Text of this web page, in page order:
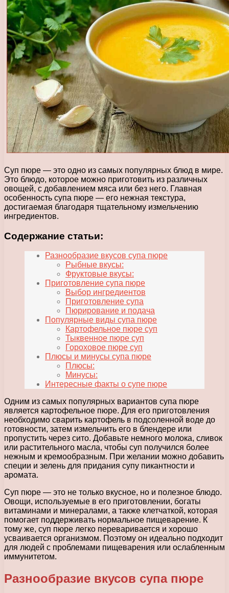
Суп пюре — это одно из самых популярных блюд в мире.
Это блюдо, которое можно приготовить из различных
овощей, с добавлением мяса или без него. Главная
особенность супа пюре — его нежная текстура,
достигаемая благодаря тщательному измельчению
ингредиентов.
Содержание статьи:
Разнообразие вкусов супа пюре
Рыбные вкусы:
Фруктовые вкусы:
Приготовление супа пюре
Выбор ингредиентов
Приготовление супа
Пюрирование и подача
Популярные виды супа пюре
Картофельное пюре суп
Тыквенное пюре суп
Гороховое пюре суп
Плюсы и минусы супа пюре
Плюсы:
Минусы:
Интересные факты о супе пюре
Одним из самых популярных вариантов супа пюре
является картофельное пюре. Для его приготовления
необходимо сварить картофель в подсоленной воде до
готовности, затем измельчить его в блендере или
пропустить через сито. Добавьте немного молока, сливок
или растительного масла, чтобы суп получился более
нежным и кремообразным. При желании можно добавить
специи и зелень для придания супу пикантности и
аромата.
Суп пюре — это не только вкусное, но и полезное блюдо.
Овощи, используемые в его приготовлении, богаты
витаминами и минералами, а также клетчаткой, которая
помогает поддерживать нормальное пищеварение. К
тому же, суп пюре легко переваривается и хорошо
усваивается организмом. Поэтому он идеально подходит
для людей с проблемами пищеварения или ослабленным
иммунитетом.
Разнообразие вкусов супа пюре